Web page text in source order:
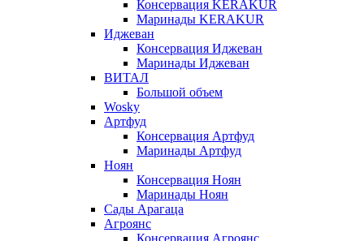
Консервация KERAKUR
Маринады KERAKUR
Иджеван
Консервация Иджеван
Маринады Иджеван
ВИТАЛ
Большой объем
Wosky
Артфуд
Консервация Артфуд
Маринады Артфуд
Ноян
Консервация Ноян
Маринады Ноян
Сады Арагаца
Агроянс
Консервация Агроянс